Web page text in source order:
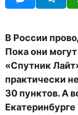
R
В России
Пока они
«Спутник
практически
30 пунктов. А